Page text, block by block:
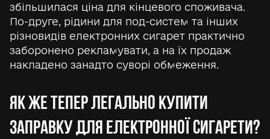
збільшилася ціна для кінцевого споживача.
По-друге, рідини для под-систем та інших
різновидів електронних сигарет практично
заборонено рекламувати, а на їх продаж
накладено занадто суворі обмеження.
ЯК ЖЕ ТЕПЕР ЛЕГАЛЬНО КУПИТИ
ЗАПРАВКУ ДЛЯ ЕЛЕКТРОННОЇ СИГАРЕТИ?